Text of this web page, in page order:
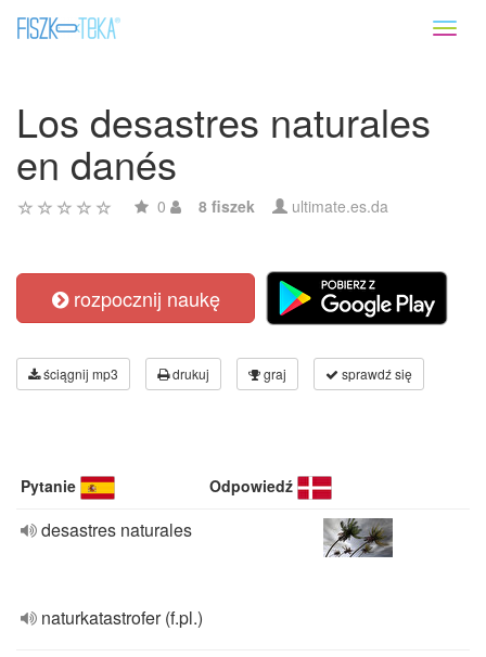
Los desastres naturales
en danés
0 8 fiszek ultimate.es.da
rozpocznij naukę
ściągnij mp3 drukuj graj sprawdź się
Pytanie Odpowiedź
desastres naturales
naturkatastrofer (f.pl.)